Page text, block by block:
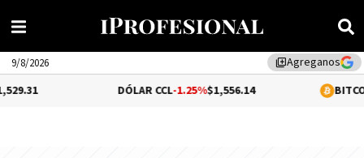
library_addAgreganos
9/8/2026
-1.25%$1,556.14 -0.17%